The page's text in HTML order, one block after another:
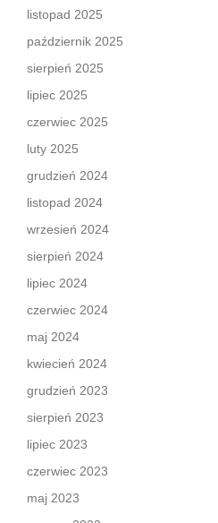
listopad 2025
październik 2025
sierpień 2025
lipiec 2025
czerwiec 2025
luty 2025
grudzień 2024
listopad 2024
wrzesień 2024
sierpień 2024
lipiec 2024
czerwiec 2024
maj 2024
kwiecień 2024
grudzień 2023
sierpień 2023
lipiec 2023
czerwiec 2023
maj 2023